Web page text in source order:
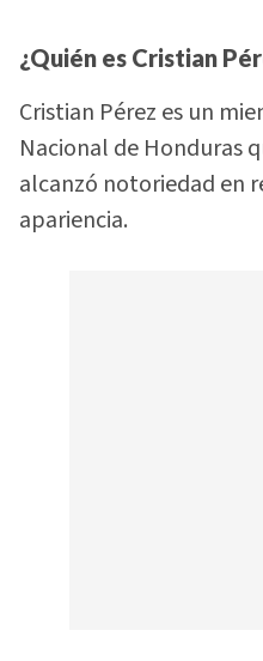
¿Quién es Cristian
Cristian Pérez es un
Nacional de Honduras
alcanzó notoriedad en
apariencia.